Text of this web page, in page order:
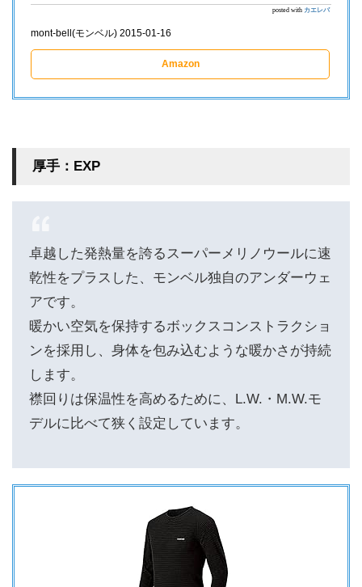
posted with カエレバ
mont-bell(モンベル) 2015-01-16
Amazon
厚手：EXP
卓越した発熱量を誇るスーパーメリノウールに速
乾性をプラスした、モンベル独自のアンダーウェ
アです。
暖かい空気を保持するボックスコンストラクショ
ンを採用し、身体を包み込むような暖かさが持続
します。
襟回りは保温性を高めるために、L.W.・M.W.モ
デルに比べて狭く設定しています。